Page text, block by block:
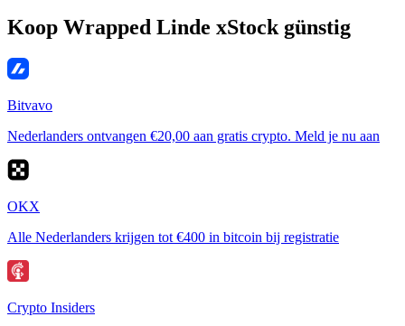
Koop Wrapped Linde xStock günstig
Bitvavo
Nederlanders ontvangen €20,00 aan gratis crypto. Meld je nu aan
OKX
Alle Nederlanders krijgen tot €400 in bitcoin bij registratie
Crypto Insiders